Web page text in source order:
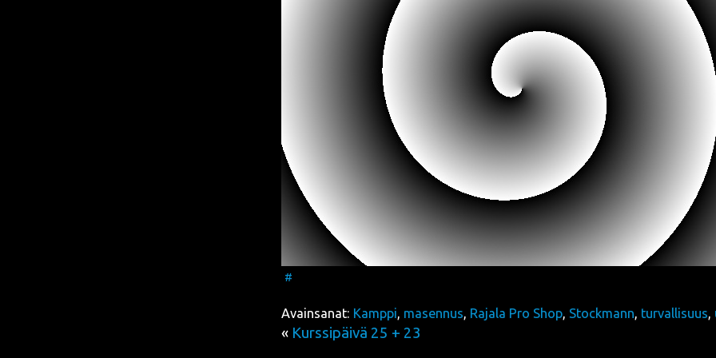
#
Avainsanat: Kamppi, masennus, Rajala Pro Shop, Stockmann, turvallisuus,
« Kurssipäivä 25 + 23